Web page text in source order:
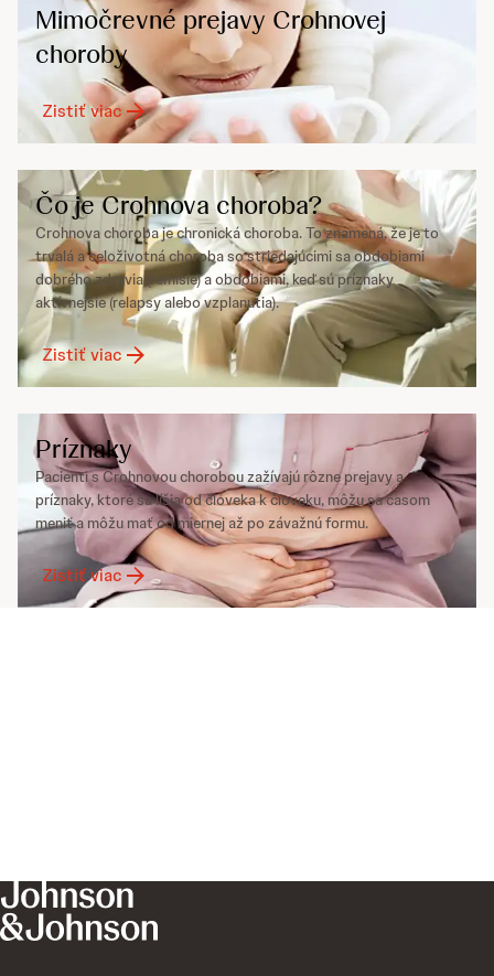
Mimočrevné prejavy Crohnovej
choroby
Zistiť viac
Čo je Crohnova choroba?
Crohnova choroba je chronická choroba. To znamená, že je to
trvalá a celoživotná choroba so striedajúcimi sa obdobiami
dobrého zdravia (remisie) a obdobiami, keď sú príznaky
aktívnejšie (relapsy alebo vzplanutia).
Zistiť viac
Príznaky
Pacienti s Crohnovou chorobou zažívajú rôzne prejavy a
príznaky, ktoré sa líšia od človeka k človeku, môžu sa časom
meniť a môžu mať od miernej až po závažnú formu.
Zistiť viac